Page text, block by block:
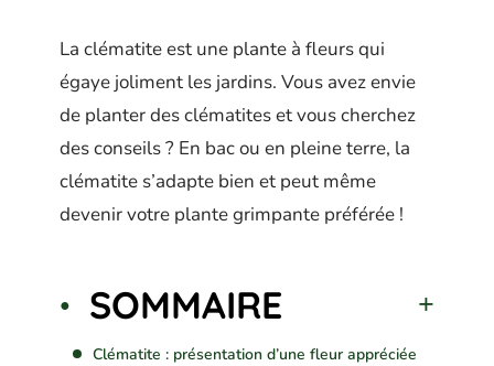
La clématite est une plante à fleurs qui
égaye joliment les jardins. Vous avez envie
de planter des clématites et vous cherchez
des conseils ? En bac ou en pleine terre, la
clématite s’adapte bien et peut même
devenir votre plante grimpante préférée !
SOMMAIRE
Clématite : présentation d’une fleur appréciée